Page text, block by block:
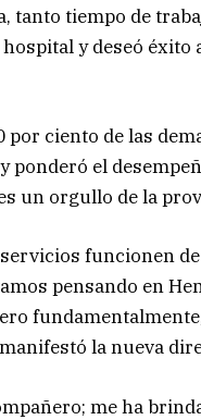
tanto tiempo de
y deseó éxito
ciento de las
ponderó el
un orgullo de la
funcionen
pensando en
la nueva
me ha